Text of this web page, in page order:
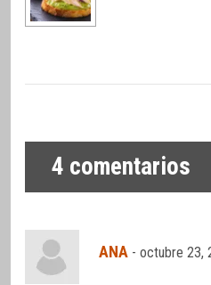
4 comentarios
ANA -octubre 23,